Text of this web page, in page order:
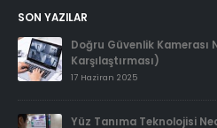
SON YAZILAR
Doğru Güvenlik Kamerası
Karşılaştırması)
17 Haziran 2025
Yüz Tanıma Teknolojisi